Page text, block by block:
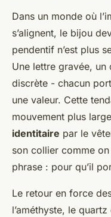
Dans un monde où
s’alignent, le bijou
pendentif n’est plus
Une lettre gravée,
discrète - chacun
une valeur. Cette
mouvement plus
identitaire par le
son collier comme
phrase : pour qu’il
Le retour en force
l’améthyste, le quartz